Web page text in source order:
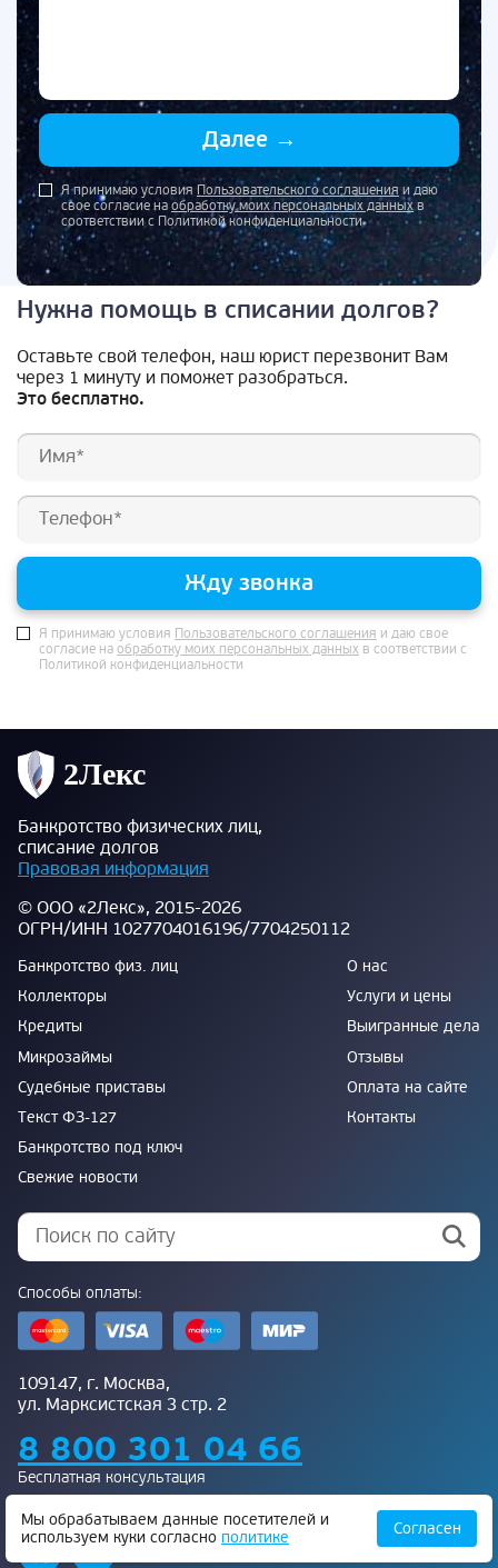
Далее →
Я принимаю условия Пользовательского соглашенияи даю
свое согласие на обработку моих персональных данныхв
соответствии с Политикой конфиденциальности
Нужна помощь в списании долгов?
Оставьте свой телефон, наш юрист перезвонит Вам
через 1 минуту и поможет разобраться.
Это бесплатно.
Жду звонка
Я принимаю условия Пользовательского соглашения и даю свое
согласие на обработку моих персональных данных в соответствии с
Политикой конфиденциальности
Банкротство физических лиц,
списание долгов
Правовая информация
© ООО «2Лекс», 2015-2026
ОГРН/ИНН 1027704016196/7704250112
Банкротство физ. лиц
Коллекторы
Кредиты
Микрозаймы
Судебные приставы
Текст ФЗ-127
Банкротство под ключ
Свежие новости
О нас
Услуги и цены
Выигранные дела
Отзывы
Оплата на сайте
Контакты
Способы оплаты:
109147, г. Москва,
ул. Марксистская 3 стр. 2
8 800 301 04 66
Бесплатная консультация
Мы обрабатываем данные посетителей и
используем куки согласно политике Согласен